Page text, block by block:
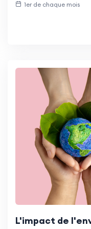
1er de chaque mois
L'impact de